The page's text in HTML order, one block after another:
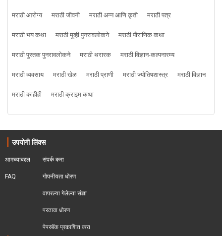
मराठी आरोग्य
मराठी जीवनी मराठी अन्न आणि कृती
मराठी पत्र
मराठी भय कथा
मराठी मूव्ही पुनरावलोकने
मराठी पौराणिक कथा
मराठी पुस्तक पुनरावलोकने
मराठी थरारक
मराठी विज्ञान-कल्पनारम्य
मराठी व्यवसाय
मराठी खेळ मराठी प्राणी मराठी ज्योतिषशास्त्र
मराठी विज्ञान
मराठी काहीही
मराठी क्राइम कथा
उपयोगी लिंक्स
आमच्याबद्दल
FAQ
संपर्क करा
गोपनीयता धोरण
वापरल्या गेलेल्या संज्ञा
परतावा धोरण
पेपरबॅक प्रकाशित करा